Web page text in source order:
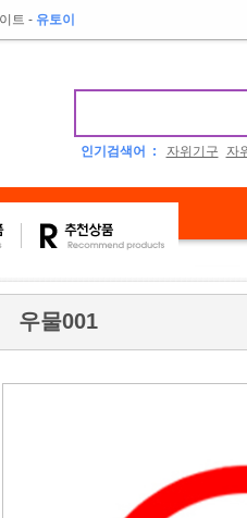
트 - 유토이
인기검색어 : 자위기구 자
우물001